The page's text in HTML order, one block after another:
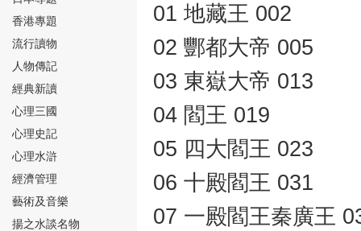
⑭
⑮
香港專題
流行讀物
人物傳記
經典新讀
心理三國
心理史記
心理水滸
經濟管理
藝術及音樂
揚之水談名物
01 地藏王 002
02 酆都大帝 005
03 東嶽大帝 013
04 閻王 019
05 四大閻王 023
06 十殿閻王 031
07 一殿閻王秦廣王